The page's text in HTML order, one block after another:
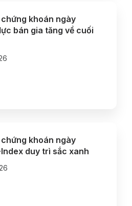
khoán ngày
bán gia tăng về cuối
khoán ngày
duy trì sắc xanh